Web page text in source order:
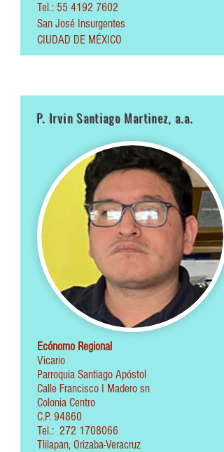
Tel.: 55 4192 7602
San José Insurgentes
CIUDAD DE MÉXICO
P. Irvin Santiago Martinez, a.a.
Ecónomo Regional
Vicario
Parroquia Santiago Apóstol
Calle Francisco I Madero sn
Colonia Centro
C.P. 94860
Tel.: 272 1708066
Tlilapan, Orizaba-Veracruz